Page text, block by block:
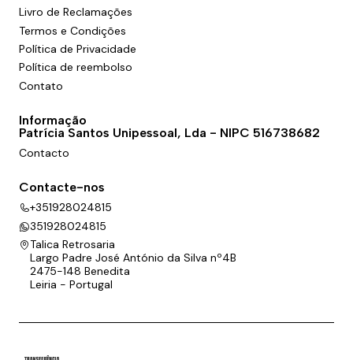
Livro de Reclamações
Termos e Condições
Política de Privacidade
Política de reembolso
Contato
Informação
Patrícia Santos Unipessoal, Lda - NIPC 516738682
Contacto
Contacte-nos
+351928024815
351928024815
Talica Retrosaria
Largo Padre José António da Silva nº4B
2475-148 Benedita
Leiria - Portugal